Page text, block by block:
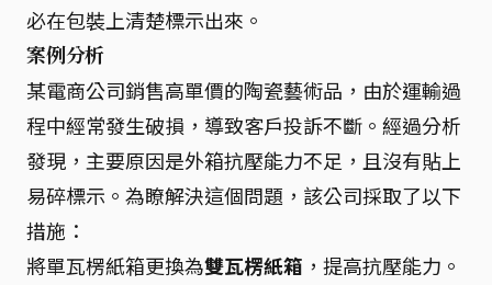
必在包裝上清楚標示出來。
案例分析
某電商公司銷售高單價的陶瓷藝術品，由於運輸過
程中經常發生破損，導致客戶投訴不斷。經過分析
發現，主要原因是外箱抗壓能力不足，且沒有貼上
易碎標示。為瞭解決這個問題，該公司採取了以下
措施：
將單瓦楞紙箱更換為雙瓦楞紙箱 ，提高抗壓能力。